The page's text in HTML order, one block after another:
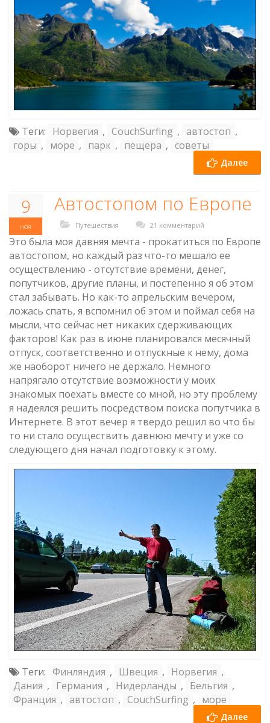
Теги: Норвегия , CouchSurfing , автостоп ,
горы , море , парк , пещера , советы
Далее
9
ноя
Автостопом по Европе
Путешествия 21 комментарий
Это была моя давняя мечта - прокатиться по Европе
автостопом, но каждый раз что-то мешало ее
осуществлению - отсутствие времени, денег,
попутчиков, другие планы, и постепенно я об этом
стал забывать. Но как-то апрельским вечером,
ложась спать, я вспомнил об этом и поймал себя на
мысли, что сейчас нет никаких сдерживающих
факторов! Как раз в июне планировался месячный
отпуск, соответственно и отпускные к нему, дома
же наоборот ничего не держало. Немного
напрягало отсутствие возможности у моих
знакомых поехать вместе со мной, но эту проблему
я надеялся решить посредством поиска попутчика в
Интернете. В этот вечер я твердо решил во что бы
то ни стало осуществить давнюю мечту и уже со
следующего дня начал подготовку к этому.
Теги: Финляндия , Швеция , Норвегия ,
Дания , Германия , Нидерланды , Бельгия ,
Франция , автостоп , CouchSurfing , море
Далее